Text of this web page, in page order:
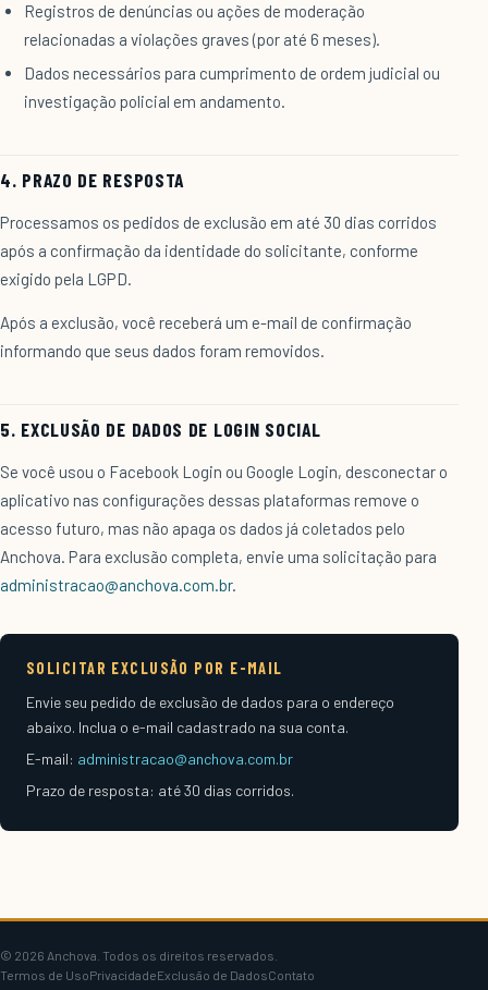
Registros de denúncias ou ações de moderação
relacionadas a violações graves (por até 6 meses).
Dados necessários para cumprimento de ordem judicial ou
investigação policial em andamento.
4. PRAZO DE RESPOSTA
Processamos os pedidos de exclusão em até 30 dias corridos
após a confirmação da identidade do solicitante, conforme
exigido pela LGPD.
Após a exclusão, você receberá um e-mail de confirmação
informando que seus dados foram removidos.
5. EXCLUSÃO DE DADOS DE LOGIN SOCIAL
Se você usou o Facebook Login ou Google Login, desconectar o
aplicativo nas configurações dessas plataformas remove o
acesso futuro, mas não apaga os dados já coletados pelo
Anchova. Para exclusão completa, envie uma solicitação para
administracao@anchova.com.br.
SOLICITAR EXCLUSÃO POR E-MAIL
Envie seu pedido de exclusão de dados para o endereço
abaixo. Inclua o e-mail cadastrado na sua conta.
E-mail: administracao@anchova.com.br
Prazo de resposta: até 30 dias corridos.
© 2026 Anchova. Todos os direitos reservados.
Termos de UsoPrivacidadeExclusão de DadosContato